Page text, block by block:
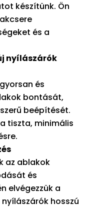
készítünk. Ön
és a
nyílászárók
és
bontását,
beépítését.
tiszta, minimális
az ablakok
és
elvégezzük a
hosszú